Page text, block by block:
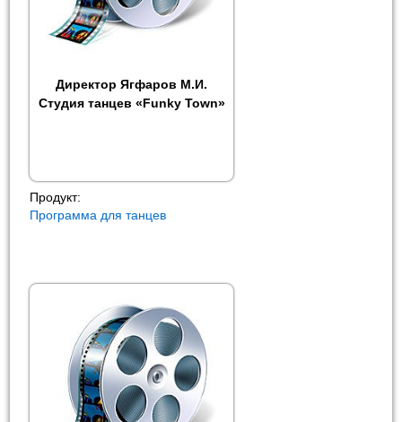
Директор Ягфаров М.И.
Студия танцев «Funky Town»
Продукт:
Программа для танцев